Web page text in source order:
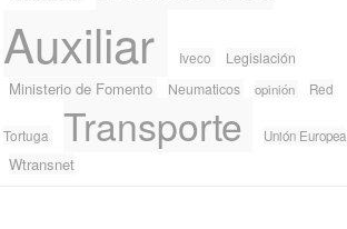
Auxiliar
Iveco Legislación
Ministerio de Fomento Neumaticos opinión Red
Tortuga Transporte Unión Europea
Wtransnet